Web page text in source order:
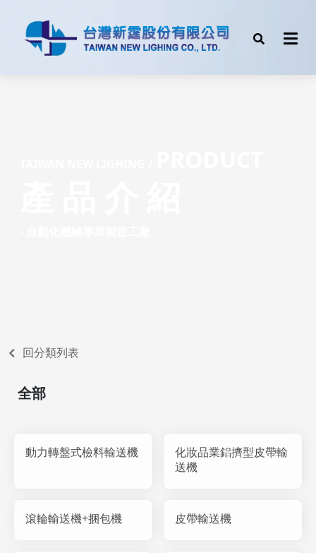
回分類列表
動力轉盤式檢料輸送機
化妝品業鋁擠型皮帶輸
送機
滾輪輸送機+捆包機 皮帶輸送機
全部